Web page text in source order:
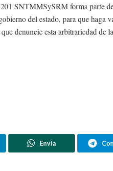
SNTMMSySRM forma parte
del estado, para que haga
denuncie esta arbitrariedad de
Envía